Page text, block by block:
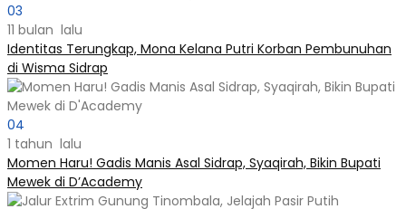
03
11 bulan lalu
Identitas Terungkap, Mona Kelana Putri Korban Pembunuhan
di Wisma Sidrap
04
1 tahun lalu
Momen Haru! Gadis Manis Asal Sidrap, Syaqirah, Bikin Bupati
Mewek di D’Academy​